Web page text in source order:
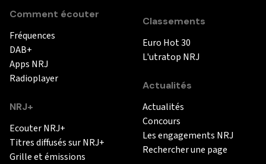
Comment écouter
Fréquences
DAB+
Apps NRJ
Radioplayer
NRJ+
Ecouter NRJ+
Titres diffusés sur NRJ+
Grille et émissions
Classements
Euro Hot 30
L'utratop NRJ
Actualités
Actualités
Concours
Les engagements NRJ
Rechercher une page